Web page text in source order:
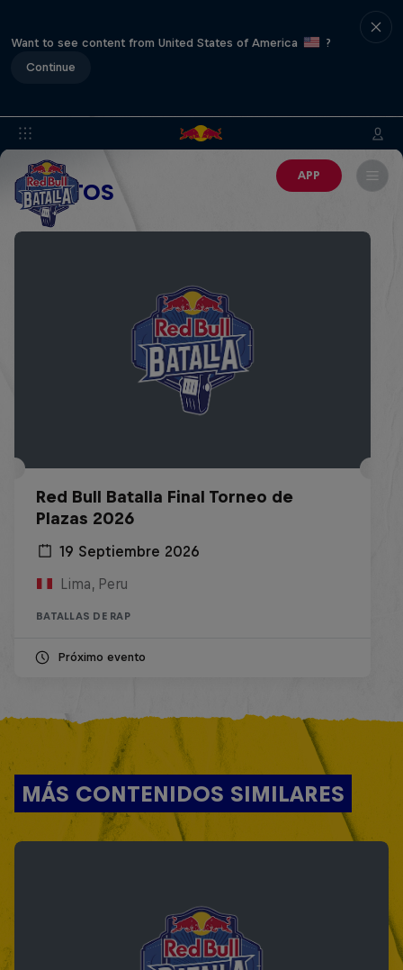
Want to see content from United States of America
?
Continue
APP
EVENTOS
Red Bull Batalla Final Torneo de
Plazas 2026
19 Septiembre 2026
Lima, Peru
BATALLAS DE RAP
Próximo evento
MÁS CONTENIDOS SIMILARES